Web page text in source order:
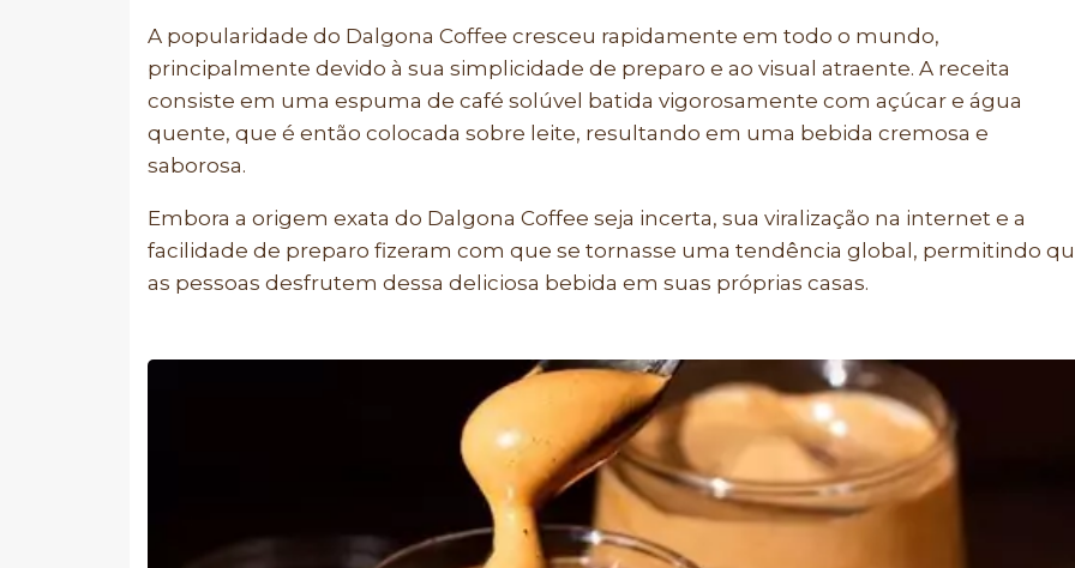
A popularidade do Dalgona Coffee cresceu rapidamente em todo o mundo,
principalmente devido à sua simplicidade de preparo e ao visual atraente. A receita
consiste em uma espuma de café solúvel batida vigorosamente com açúcar e água
quente, que é então colocada sobre leite, resultando em uma bebida cremosa e
saborosa.
Embora a origem exata do Dalgona Coffee seja incerta, sua viralização na internet e a
facilidade de preparo fizeram com que se tornasse uma tendência global, permitindo
as pessoas desfrutem dessa deliciosa bebida em suas próprias casas.